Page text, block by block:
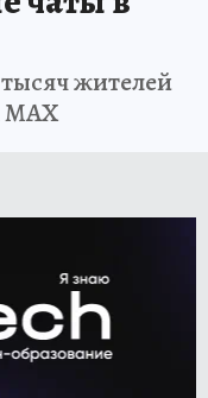
жителей